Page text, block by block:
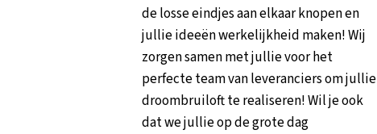
de losse eindjes aan elkaar knopen en
jullie ideeën werkelijkheid maken! Wij
zorgen samen met jullie voor het
perfecte team van leveranciers om jullie
droombruiloft te realiseren! Wil je ook
dat we jullie op de grote dag